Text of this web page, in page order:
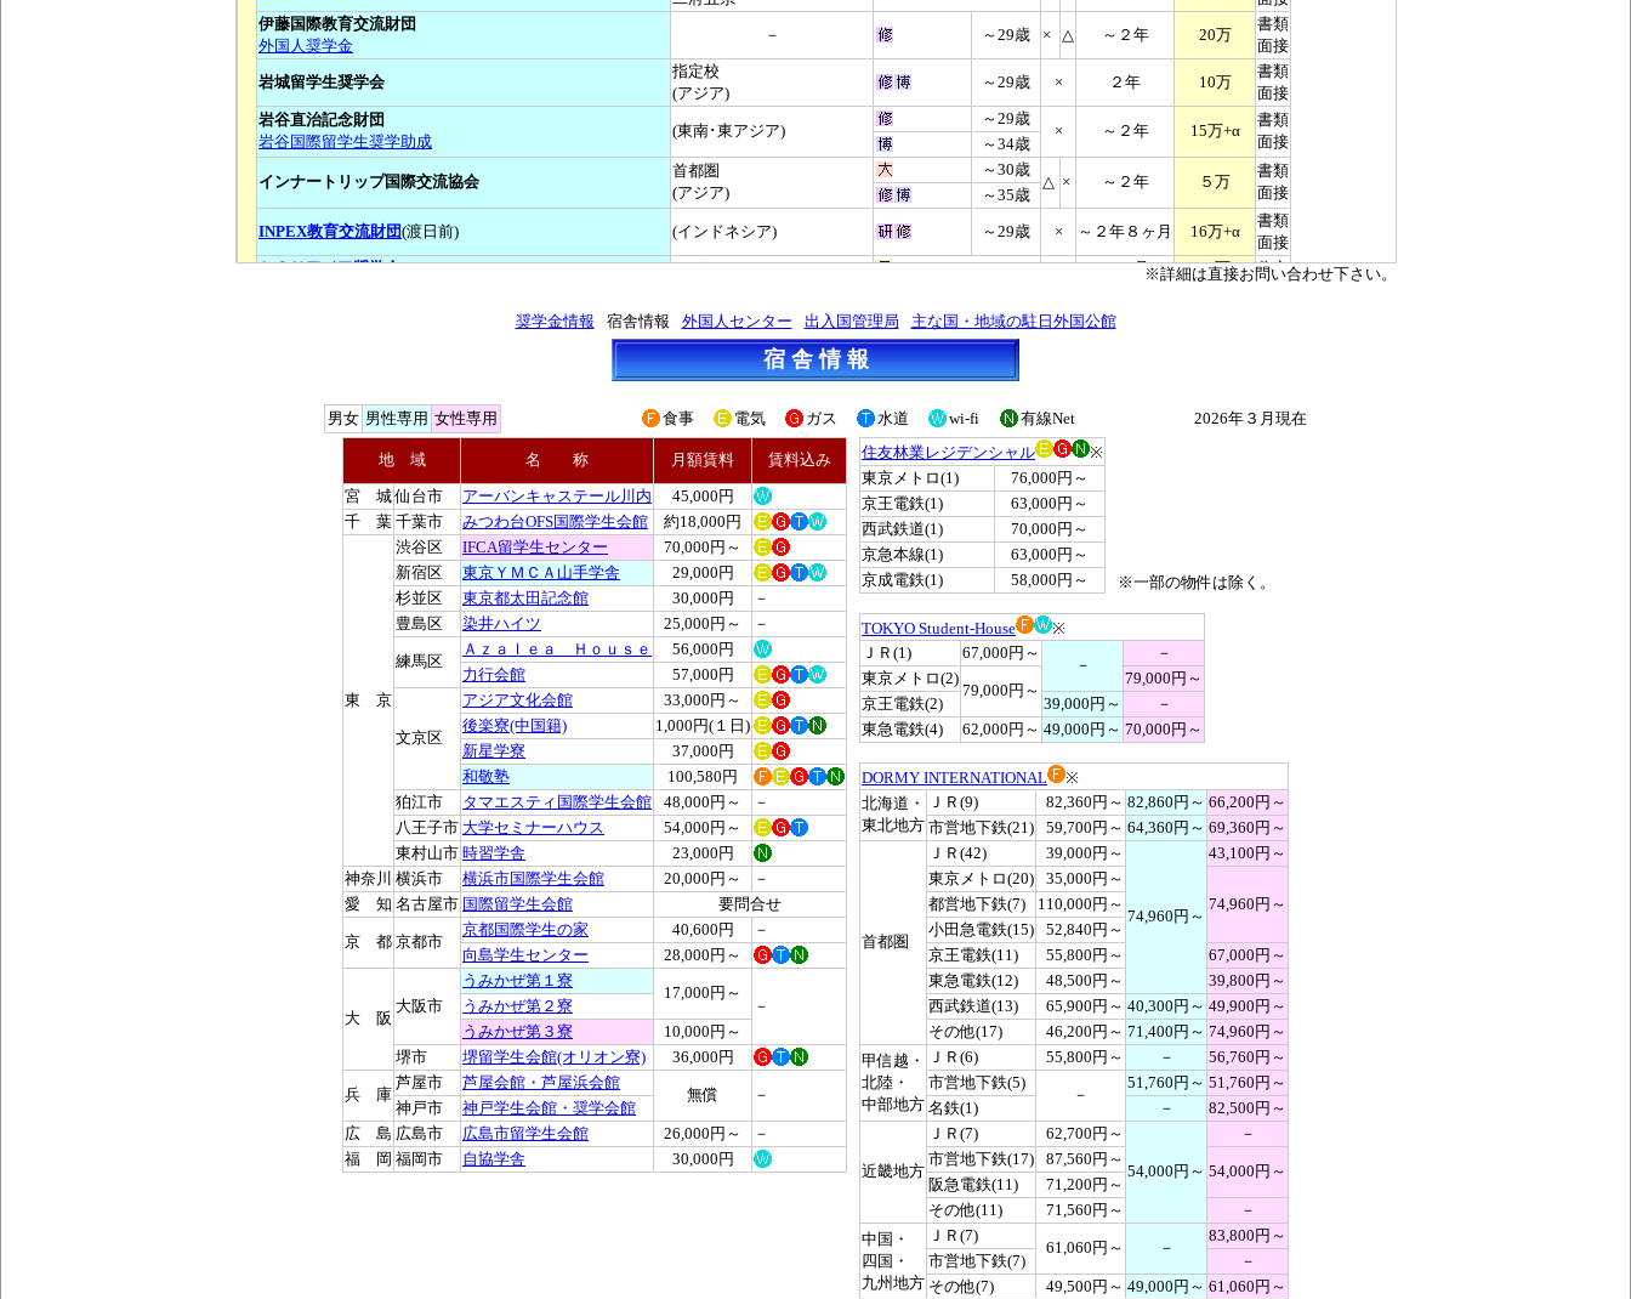
※詳細は直接お問い合わせ下さい。
奨学金情報 宿舎情報 外国人センター 出入国管理局 主な国・地域の駐日外国公館
宿 舎 情 報
男女 男性専用 女性専用 食事 電気 ガス 水道 wi-fi 有線Net 2026年３月現在
地 域 名 称 月額賃料
賃料込み
宮 城 仙台市 アーバンキャステール川内
45,000円
千 葉 千葉市 みつわ台OFS国際学生会館 約18,000円
東 京
渋谷区 IFCA留学生センター
70,000円～
新宿区
東京ＹＭＣＡ山手学舎
29,000円
杉並区
東京都太田記念館 30,000円
－
豊島区
染井ハイツ 25,000円～ －
練馬区
Ａｚａｌｅａ Ｈｏｕｓｅ
56,000円
力行会館
57,000円
文京区
アジア文化会館
33,000円～
後楽寮(中国籍)
1,000円(１日)
新星学寮
37,000円
和敬塾
100,580円
狛江市
タマエスティ国際学生会館 48,000円～
－
八王子市 大学セミナーハウス
54,000円～
東村山市 時習学舎
23,000円
神奈川 横浜市 横浜市国際学生会館 20,000円～
－
愛 知 名古屋市 国際留学生会館 要問合せ
京 都 京都市
京都国際学生の家 40,600円
－
向島学生センター
28,000円～
大 阪
大阪市
うみかぜ第１寮
17,000円～
－
うみかぜ第２寮
うみかぜ第３寮
10,000円～
堺市
堺留学生会館(オリオン寮) 36,000円
兵 庫
芦屋市 芦屋会館・芦屋浜会館
無償 －
神戸市
神戸学生会館・奨学会館
広 島 広島市 広島市留学生会館 26,000円～
－
福 岡 福岡市 自協学舎 30,000円
住友林業レジデンシャル
※
東京メトロ(1)
76,000円～
京王電鉄(1)
63,000円～
西武鉄道(1)
70,000円～
京急本線(1)
63,000円～
京成電鉄(1)
58,000円～ ※一部の物件は除く。
TOKYO Student-House
※
ＪＲ(1)
67,000円～
－
－
東京メトロ(2)
79,000円～
79,000円～
京王電鉄(2)
39,000円～
－
東急電鉄(4)
62,000円～ 49,000円～ 70,000円～
DORMY INTERNATIONAL
※
北海道・
東北地方
ＪＲ(9) 82,360円～ 82,860円～ 66,200円～
市営地下鉄(21)
59,700円～ 64,360円～ 69,360円～
首都圏
ＪＲ(42) 39,000円～
74,960円～
43,100円～
東京メトロ(20)
35,000円～
74,960円～
都営地下鉄(7)
110,000円～
小田急電鉄(15)
52,840円～
京王電鉄(11)
55,800円～
67,000円～
東急電鉄(12)
48,500円～
39,800円～
西武鉄道(13)
65,900円～ 40,300円～ 49,900円～
その他(17)
46,200円～ 71,400円～ 74,960円～
甲信越・
北陸・
中部地方
ＪＲ(6) 55,800円～ －
56,760円～
市営地下鉄(5)
－
51,760円～ 51,760円～
名鉄(1)
－ 82,500円～
近畿地方
ＪＲ(7) 62,700円～
54,000円～
－
市営地下鉄(17)
87,560円～
54,000円～
阪急電鉄(11)
71,200円～
その他(11)
71,560円～
－
中国・
四国・
九州地方
ＪＲ(7)
61,060円～ －
83,800円～
市営地下鉄(7)
－
その他(7)
49,500円～ 49,000円～ 61,060円～